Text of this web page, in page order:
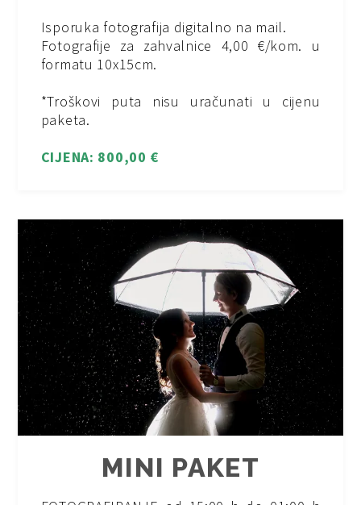
Isporuka fotografija digitalno na mail.
Fotografije za zahvalnice 4,00 €/kom. u
formatu 10x15cm.
*Troškovi puta nisu uračunati u cijenu
paketa.
CIJENA: 800,00 €
MINI PAKET